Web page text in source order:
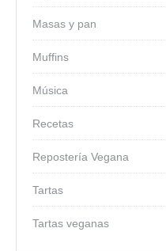
Masas y pan
Muffins
Música
Recetas
Repostería Vegana
Tartas
Tartas veganas